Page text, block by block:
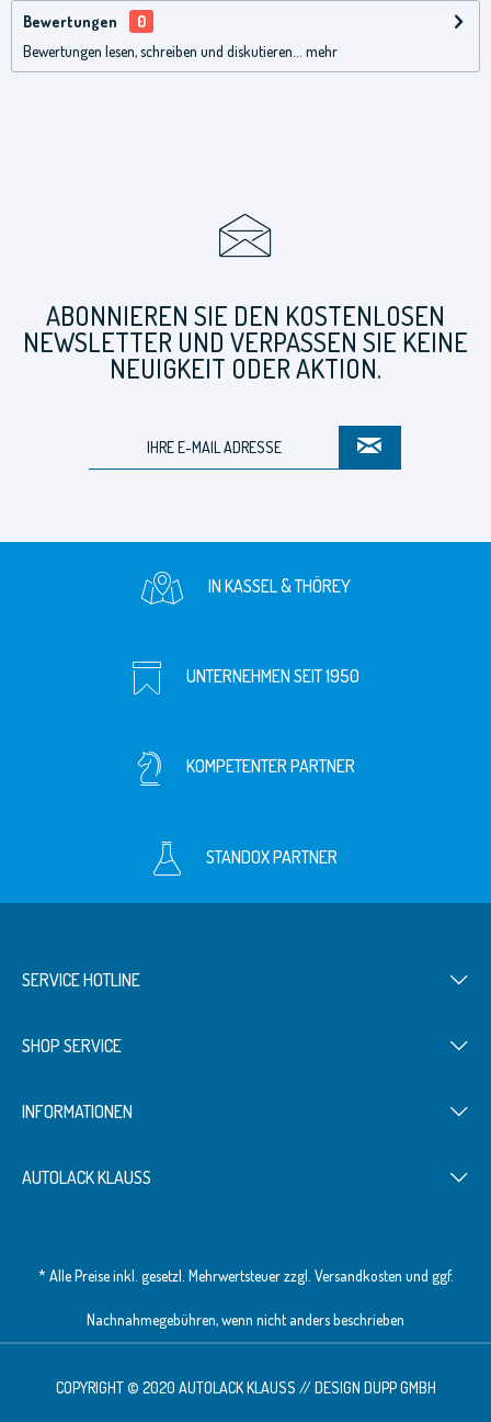
Bewertungen
0
Bewertungen lesen, schreiben und diskutieren...
mehr
ABONNIEREN SIE DEN KOSTENLOSEN
NEWSLETTER UND VERPASSEN SIE KEINE
NEUIGKEIT ODER AKTION.
IN KASSEL & THÖREY
UNTERNEHMEN SEIT 1950
KOMPETENTER PARTNER
STANDOX PARTNER
SERVICE HOTLINE
SHOP SERVICE
INFORMATIONEN
AUTOLACK KLAUSS
* Alle Preise inkl. gesetzl. Mehrwertsteuer zzgl. Versandkosten und ggf.
Nachnahmegebühren, wenn nicht anders beschrieben
COPYRIGHT © 2020 AUTOLACK KLAUSS // DESIGN DUPP GMBH